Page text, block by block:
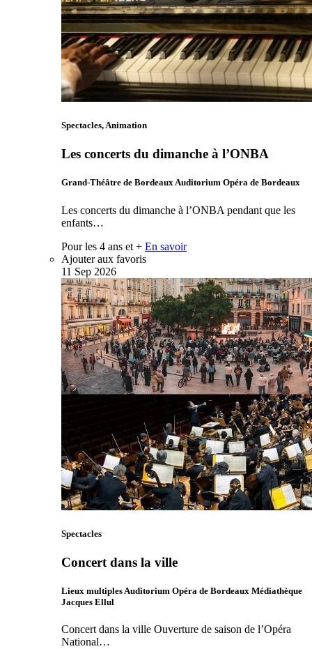
Spectacles, Animation
Les concerts du dimanche à l’ONBA
Grand-Théâtre de Bordeaux Auditorium Opéra de Bordeaux
Les concerts du dimanche à l’ONBA pendant que les
enfants…
Pour les 4 ans et + En savoir
Ajouter aux favoris
11 Sep 2026
Spectacles
Concert dans la ville
Lieux multiples Auditorium Opéra de Bordeaux Médiathèque
Jacques Ellul
Concert dans la ville Ouverture de saison de l’Opéra
National…